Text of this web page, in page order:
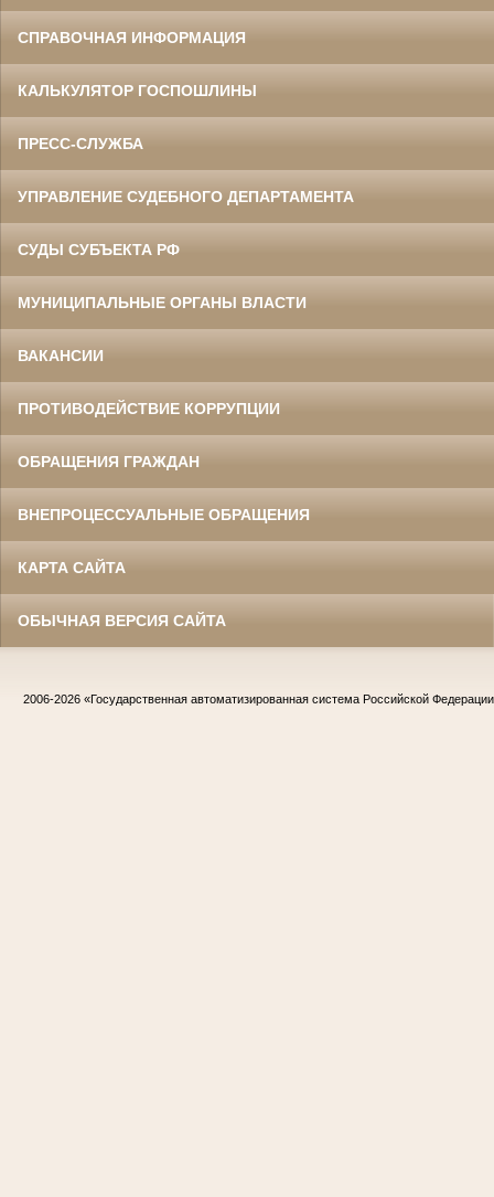
СПРАВОЧНАЯ ИНФОРМАЦИЯ
КАЛЬКУЛЯТОР ГОСПОШЛИНЫ
ПРЕСС-СЛУЖБА
УПРАВЛЕНИЕ СУДЕБНОГО ДЕПАРТАМЕНТА
СУДЫ СУБЪЕКТА РФ
МУНИЦИПАЛЬНЫЕ ОРГАНЫ ВЛАСТИ
ВАКАНСИИ
ПРОТИВОДЕЙСТВИЕ КОРРУПЦИИ
ОБРАЩЕНИЯ ГРАЖДАН
ВНЕПРОЦЕССУАЛЬНЫЕ ОБРАЩЕНИЯ
КАРТА САЙТА
ОБЫЧНАЯ ВЕРСИЯ САЙТА
2006-2026 «Государственная автоматизированная система Российской